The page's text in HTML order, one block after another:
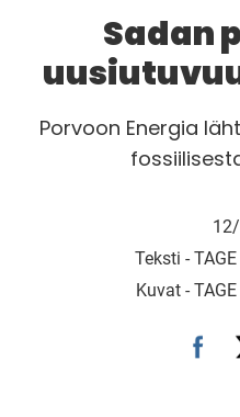
Sadan
Porvoon Energia
Teksti -
Kuvat -